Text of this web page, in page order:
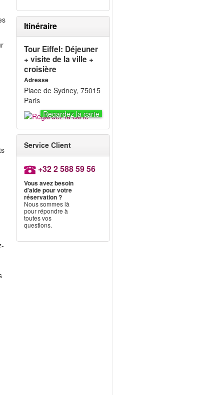
Itinéraire
Tour Eiffel: Déjeuner
+ visite de la ville +
croisière
Adresse
Place de Sydney, 75015
Paris
Regardez la carte
Service Client
+32 2 588 59 56
Vous avez besoin
d'aide pour votre
réservation ?
Nous sommes là
pour répondre à
toutes vos
questions.